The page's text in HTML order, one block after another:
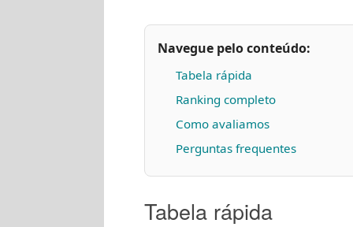
Navegue pelo conteúdo:
Tabela rápida
Ranking completo
Como avaliamos
Perguntas frequentes
Tabela rápida